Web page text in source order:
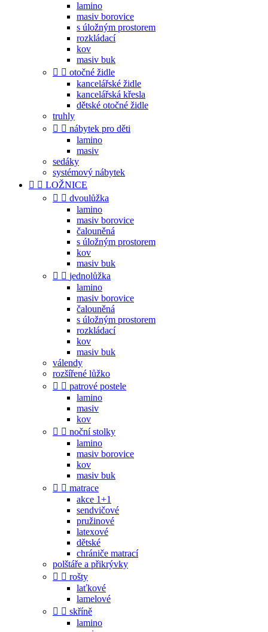
lamino
masiv borovice
s úložným prostorem
rozkládací
kov
masiv buk
  otočné židle
kancelářské židle
kancelářská křesla
dětské otočné židle
truhly
  nábytek pro děti
lamino
masiv
sedáky
systémový nábytek
  LOŽNICE
  dvoulůžka
lamino
masiv borovice
čalouněná
s úložným prostorem
kov
masiv buk
  jednolůžka
lamino
masiv borovice
čalouněná
s úložným prostorem
rozkládací
kov
masiv buk
válendy
rozšířené lůžko
  patrové postele
lamino
masiv
kov
  noční stolky
lamino
masiv borovice
kov
masiv buk
  matrace
akce 1+1
sendvičové
pružinové
latexové
dětské
chrániče matrací
polštáře a přikrývky
  rošty
laťkové
lamelové
  skříně
lamino